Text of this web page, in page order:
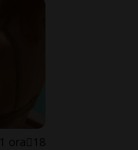
1 ora 18